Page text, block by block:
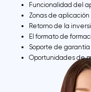
Funcionalidad del
Zonas de aplicación
Retorno de la
El formato de
Soporte de
Oportunidades de